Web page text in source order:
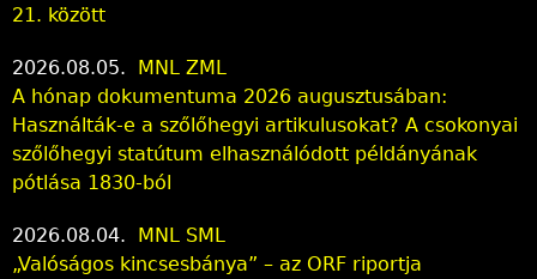
21. között
2026.08.05.
MNL ZML
A hónap dokumentuma 2026 augusztusában:
Használták-e a szőlőhegyi artikulusokat? A csokonyai
szőlőhegyi statútum elhasználódott példányának
pótlása 1830-ból
2026.08.04.
MNL SML
„Valóságos kincsesbánya” – az ORF riportja